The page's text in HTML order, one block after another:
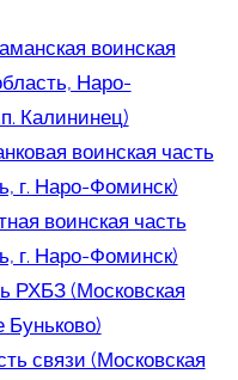
воинская
Наро-
Калининец)
воинская часть
г. Наро-Фоминск)
воинская часть
г. Наро-Фоминск)
РХБЗ (Московская
Буньково)
связи (Московская